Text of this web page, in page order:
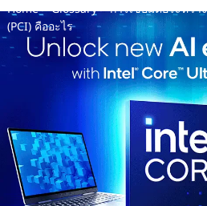
อ
ม
อ
Home>Glossary> การเชื่อมต่อระหว่
(PCI) คืออะไร